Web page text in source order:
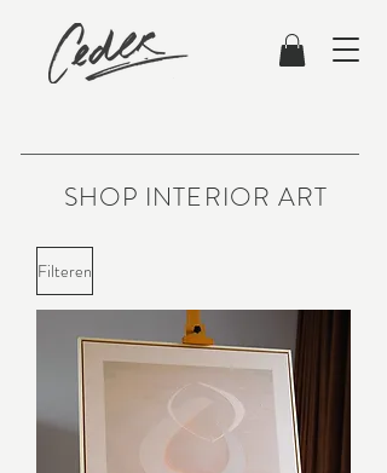
SHOP INTERIOR ART
Filteren